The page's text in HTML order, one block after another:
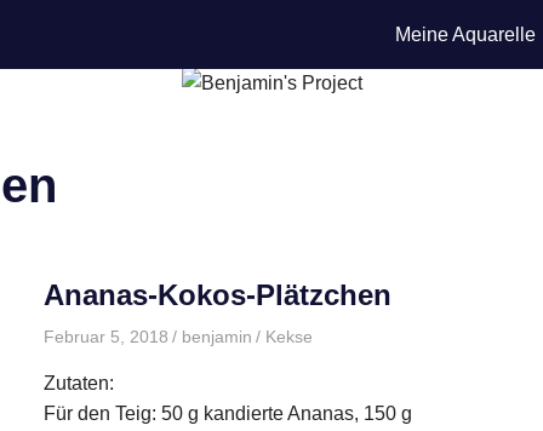
Meine Aquarelle
Ananas-Kokos-Plätzchen
Februar 5, 2018 benjamin Kekse
Zutaten:
Für den Teig: 50 g kandierte Ananas, 150 g